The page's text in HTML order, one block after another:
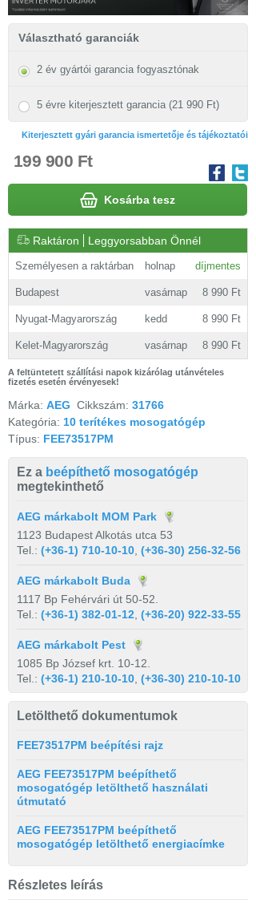
Választható garanciák
2 év gyártói garancia fogyasztónak
5 évre kiterjesztett garancia (21 990 Ft)
Kiterjesztett gyári garancia ismertetője és tájékoztatói
199 900 Ft
Kosárba tesz
Raktáron Leggyorsabban Önnél
Személyesen a raktárban holnap díjmentes
Budapest vasárnap 8 990 Ft
Nyugat-Magyarország kedd 8 990 Ft
Kelet-Magyarország vasárnap 8 990 Ft
A feltüntetett szállítási napok kizárólag utánvételes
fizetés esetén érvényesek!
Márka: AEG Cikkszám: 31766
Kategória: 10 terítékes mosogatógép
Típus: FEE73517PM
Ez a beépíthető mosogatógép
megtekinthető
AEG márkabolt MOM Park
1123 Budapest Alkotás utca 53
Tel.: (+36-1) 710-10-10 (+36-30) 256-32-56
AEG márkabolt Buda
1117 Bp Fehérvári út 50-52.
Tel.: (+36-1) 382-01-12 (+36-20) 922-33-55
AEG márkabolt Pest
1085 Bp József krt. 10-12.
Tel.: (+36-1) 210-10-10 (+36-30) 210-10-10
Letölthető dokumentumok
FEE73517PM beépítési rajz
AEG FEE73517PM beépíthető
mosogatógép letölthető használati
útmutató
AEG FEE73517PM beépíthető
mosogatógép letölthető energiacímke
Részletes leírás